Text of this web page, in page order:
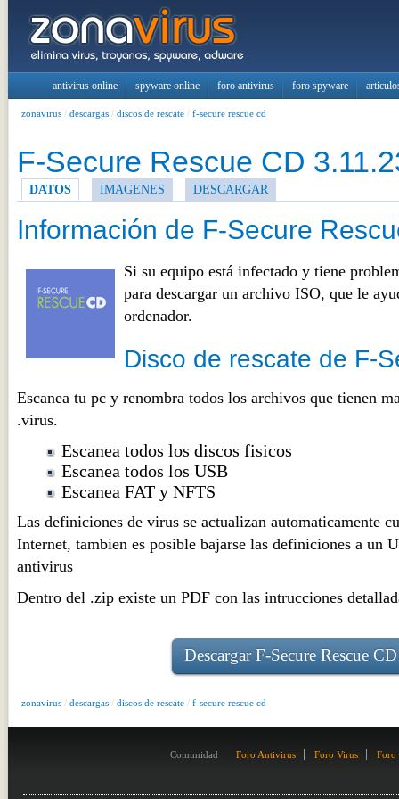
antivirus online spyware online foro antivirus foro spyware
zonavirus / descargas / discos de rescate / f-secure rescue cd
F-Secure Rescue CD
DATOS IMAGENES DESCARGAR
Información de F-Secure
Si su equipo está infectado y tiene
para descargar un archivo ISO, que le
ordenador.
Disco de rescate de F-
Escanea tu pc y renombra todos los archivos que tienen
.virus.
Escanea todos los discos fisicos
Escanea todos los USB
Escanea FAT y NFTS
Las definiciones de virus se actualizan automaticamente
Internet, tambien es posible bajarse las definiciones a un
antivirus
Dentro del .zip existe un PDF con las intrucciones
Descargar F-Secure Rescue CD
zonavirus / descargas / discos de rescate / f-secure rescue cd
Comunidad Foro Antivirus Foro Virus Foro